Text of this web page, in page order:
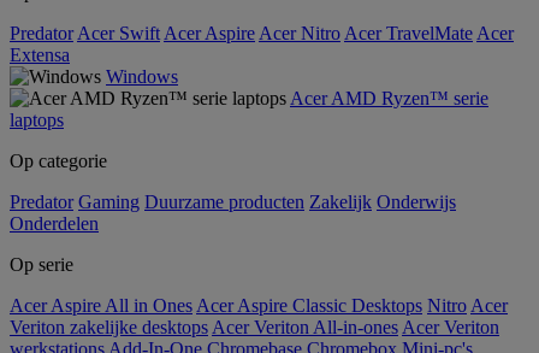
Predator Acer Swift Acer Aspire Acer Nitro Acer TravelMate Acer
Extensa
Windows
Acer AMD Ryzen™ serie
laptops
Op categorie
Predator Gaming Duurzame producten Zakelijk Onderwijs
Onderdelen
Op serie
Acer Aspire All in Ones Acer Aspire Classic Desktops Nitro Acer
Veriton zakelijke desktops Acer Veriton All-in-ones Acer Veriton
werkstations Add-In-One Chromebase Chromebox Mini-pc's